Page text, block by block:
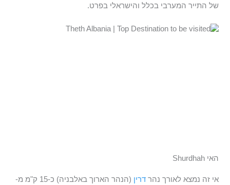
של התייר המערבי בכלל והישראלי בפרט.
האי Shurdhah
אי זה נמצא לאורך נהרדרין
(הנהר הארוך באלבניה) כ-15 ק"מ מ-